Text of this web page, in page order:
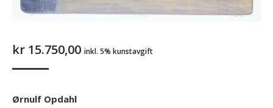
kr 15.750,00 inkl. 5% kunstavgift
Ørnulf Opdahl